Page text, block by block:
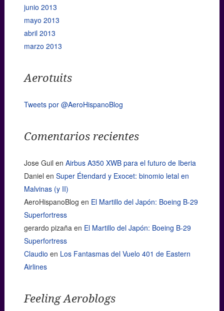
junio 2013
mayo 2013
abril 2013
marzo 2013
Aerotuits
Tweets por @AeroHispanoBlog
Comentarios recientes
Jose Guil en Airbus A350 XWB para el futuro de Iberia
Daniel en Super Étendard y Exocet: binomio letal en
Malvinas (y II)
AeroHispanoBlog en El Martillo del Japón: Boeing B-29
Superfortress
gerardo pizañaen El Martillo del Japón: Boeing B-29
Superfortress
Claudio en Los Fantasmas del Vuelo 401 de Eastern
Airlines
Feeling Aeroblogs